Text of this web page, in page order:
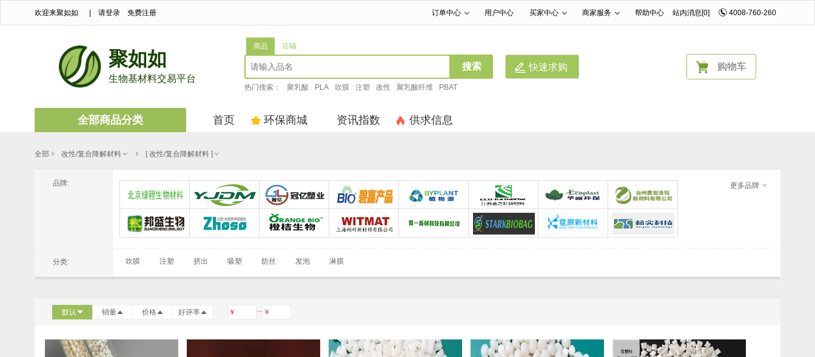
欢迎来聚如如 请登录 免费注册 订单中心 用户中心 买家中心 商家服务 帮助中心 站内消息[0] 4008-760-260
聚如如
生物基材料交易平台
商品 店铺
搜索 快速求购
热门搜索： 聚乳酸 PLA 吹膜 注塑 改性 聚乳酸纤维 PBAT
购物车
全部商品分类 首页 环保商城 资讯指数 供求信息
全部 改性/复合降解材料 [ 改性/复合降解材料 ]
品牌:
北京绿程生物材料技术有限公司 东莞市冠亿新材料科技有限公司 浙江植物源 江苏金之虹新材料有限公司 台州黄岩泽钰新材料科技有限公司
更多品牌
分类: 吹膜 注塑 挤出 吸塑 纺丝 发泡 淋膜
默认 销量 价格 好评率 ￥ ￥